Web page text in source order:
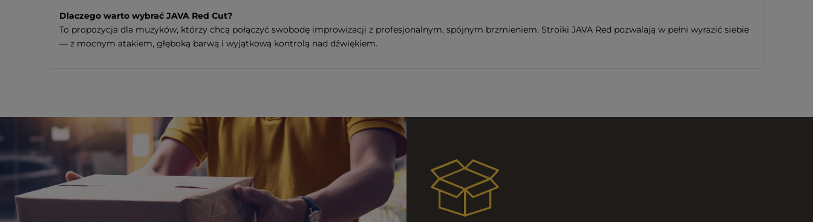
Dlaczego warto wybrać JAVA Red Cut?
To propozycja dla muzyków, którzy chcą połączyć swobodę improwizacji z profesjonalnym, spójnym brzmieniem. Stroiki JAVA Red pozwalają w pełni wyrazić siebie
— z mocnym atakiem, głęboką barwą i wyjątkową kontrolą nad dźwiękiem.